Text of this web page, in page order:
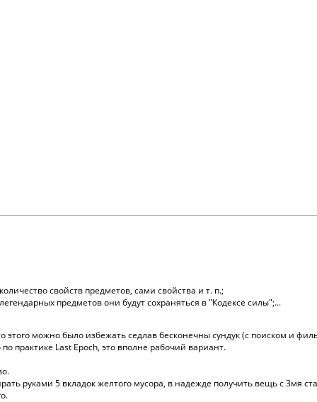
свойств предметов, сами свойства и т. п.;
предметов они будут сохраняться в "Кодексе силы";...
этого можно было избежать седлав бесконечны сундук (с поиском и
практике Last Epoch, это вполне рабочий вариант.
руками 5 вкладок желтого мусора, в надежде получить вещь с 3мя